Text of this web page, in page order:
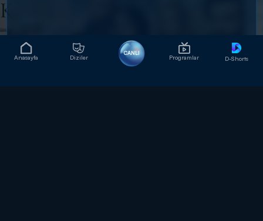
Anasayfa Diziler
CANLI
Programlar D-Shorts